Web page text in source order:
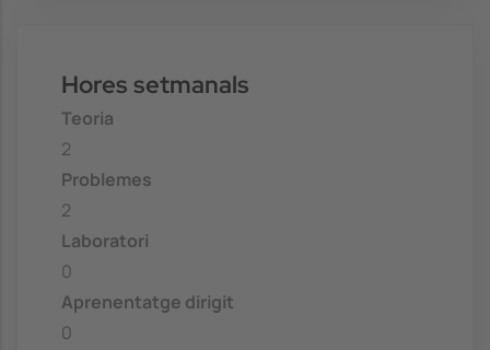
Hores setmanals
Teoria
2
Problemes
2
Laboratori
0
Aprenentatge dirigit
0